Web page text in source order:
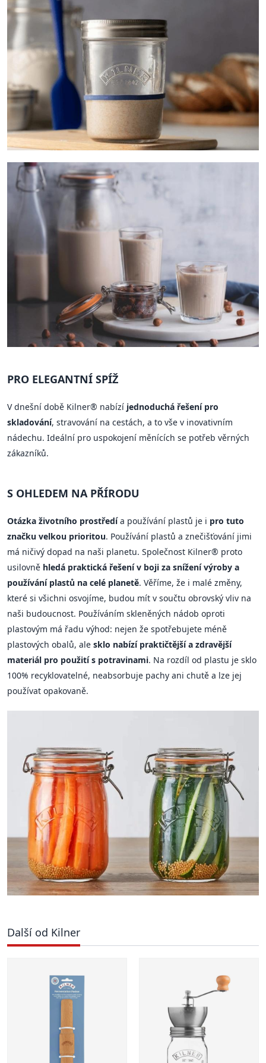
PRO ELEGANTNÍ SPÍŽ
V dnešní době Kilner® nabízí jednoduchá řešení pro
skladování, stravování na cestách, a to vše v inovativním
nádechu. Ideální pro uspokojení měnících se potřeb věrných
zákazníků.
S OHLEDEM NA PŘÍRODU
Otázka životního prostředía používání plastů je i pro tuto
značku velkou prioritou. Používání plastů a znečišťování jimi
má ničivý dopad na naši planetu. Společnost Kilner® proto
usilovně hledá praktická řešení v boji za snížení výroby a
používání plastů na celé planetě. Věříme, že i malé změny,
které si všichni osvojíme, budou mít v součtu obrovský vliv na
naši budoucnost. Používáním skleněných nádob oproti
plastovým má řadu výhod: nejen že spotřebujete méně
plastových obalů, ale sklo nabízí praktičtější a zdravější
materiál pro použití s potravinami. Na rozdíl od plastu je sklo
100% recyklovatelné, neabsorbuje pachy ani chutě a lze jej
používat opakovaně.
Další od Kilner